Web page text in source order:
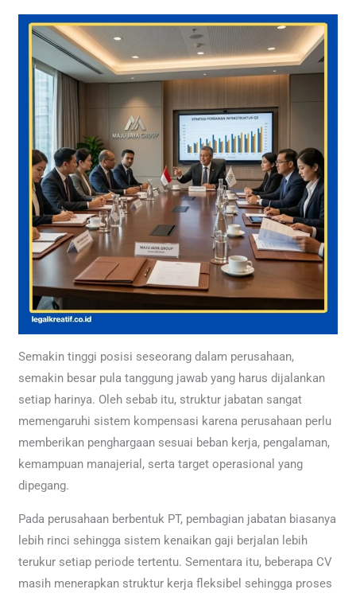
Semakin tinggi posisi seseorang dalam perusahaan,
semakin besar pula tanggung jawab yang harus dijalankan
setiap harinya. Oleh sebab itu, struktur jabatan sangat
memengaruhi sistem kompensasi karena perusahaan perlu
memberikan penghargaan sesuai beban kerja, pengalaman,
kemampuan manajerial, serta target operasional yang
dipegang.
Pada perusahaan berbentuk PT, pembagian jabatan biasanya
lebih rinci sehingga sistem kenaikan gaji berjalan lebih
terukur setiap periode tertentu. Sementara itu, beberapa CV
masih menerapkan struktur kerja fleksibel sehingga proses